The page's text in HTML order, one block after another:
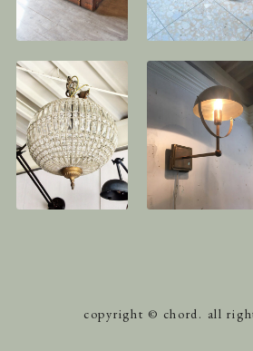
copyright © chord. all